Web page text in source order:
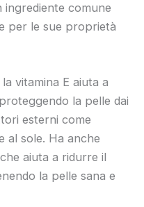
ingrediente comune
per le sue proprietà
vitamina E aiuta a
la pelle dai
esterni come
al sole. Ha anche
aiuta a ridurre il
la pelle sana e